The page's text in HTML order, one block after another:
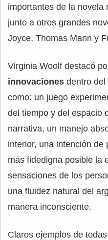
importantes de la novela
junto a otros grandes
Joyce, Thomas Mann y
Virginia Woolf destacó
innovaciones dentro
como: un juego
del tiempo y del espacio
narrativa, un manejo
interior, una intención de
más fidedigna posible la
sensaciones de los
una fluidez natural del
manera inconsciente.
Claros ejemplos de